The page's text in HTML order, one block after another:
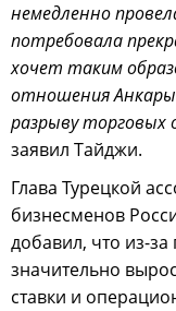
немедленно
потребовала
хочет таким
отношения Анкары
разрыву торговых
заявил Тайджи.
Глава Турецкой
бизнесменов
добавил, что из-
значительно
ставки и